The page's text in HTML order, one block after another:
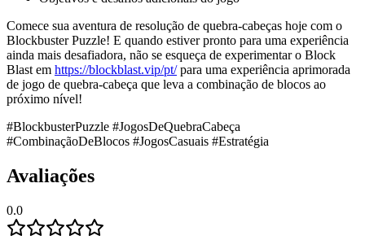
Comece sua aventura de resolução de quebra-cabeças hoje com o
Blockbuster Puzzle! E quando estiver pronto para uma experiência
ainda mais desafiadora, não se esqueça de experimentar o Block
Blast em https://blockblast.vip/pt/para uma experiência aprimorada
de jogo de quebra-cabeça que leva a combinação de blocos ao
próximo nível!
#BlockbusterPuzzle #JogosDeQuebraCabeça
#CombinaçãoDeBlocos #JogosCasuais #Estratégia
Avaliações
0.0